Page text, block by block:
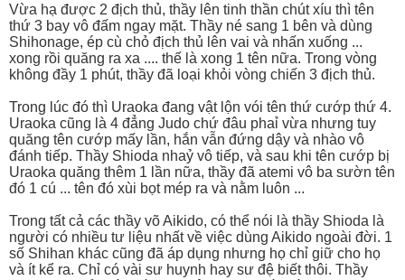
Vừa hạ được 2 địch thủ, thầy lên tinh thần chút xíu thì tên
thứ 3 bay vô đấm ngay mặt. Thầy né sang 1 bên và dùng
Shihonage, ép cù chỏ địch thủ lên vai và nhấn xuống ...
xong rồi quăng ra xa .... thế là xong 1 tên nữa. Trong vòng
không đầy 1 phút, thầy đã loại khỏi vòng chiến 3 địch thủ.
Trong lúc đó thì Uraoka đang vật lộn vói tên thứ cướp thứ 4.
Uraoka cũng là 4 đẳng Judo chứ đâu phaỉ vừa nhưng tuy
quăng tên cướp mấy lần, hắn vẫn đứng dậy và nhào vô
đánh tiếp. Thầy Shioda nhaỷ vô tiếp, và sau khi tên cướp bị
Uraoka quăng thêm 1 lần nữa, thầy đã atemi vô ba sườn tên
đó 1 cú ... tên đó xùi bọt mép ra và nằm luôn ...
Trong tất cả các thầy võ Aikido, có thể nói là thầy Shioda là
người có nhiều tư liệu nhất về việc dùng Aikido ngoài đời. 1
số Shihan khác cũng đã áp dụng nhưng họ chỉ giữ cho họ
và ít kể ra. Chỉ có vài sư huynh hay sư đệ biết thôi. Thầy